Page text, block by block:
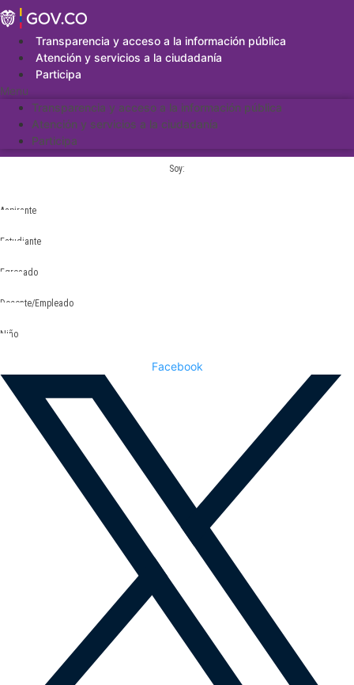
Saltar
al
contenidoTransparencia y acceso a la información pública
Atención y servicios a la ciudadanía
Participa
Menu
Transparencia y acceso a la información pública
Atención y servicios a la ciudadanía
Participa
Soy:
Aspirante
Estudiante
Egresado
Docente/Empleado
Niño
Facebook